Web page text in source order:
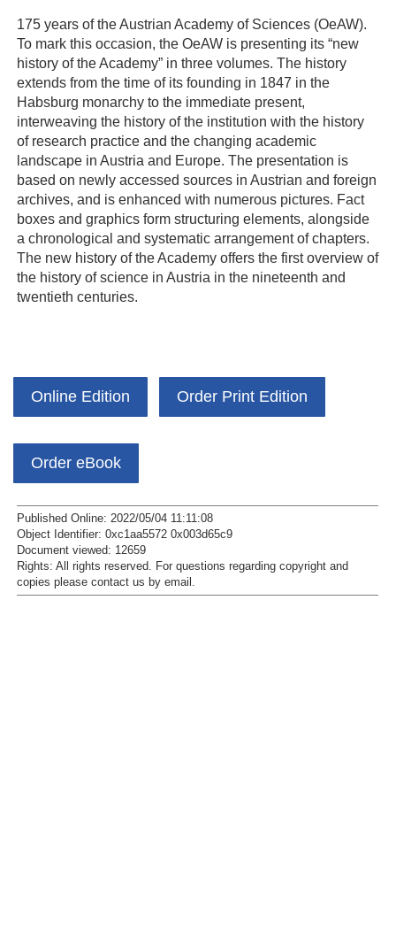
175 years of the Austrian Academy of Sciences (OeAW).
To mark this occasion, the OeAW is presenting its “new
history of the Academy” in three volumes. The history
extends from the time of its founding in 1847 in the
Habsburg monarchy to the immediate present,
interweaving the history of the institution with the history
of research practice and the changing academic
landscape in Austria and Europe. The presentation is
based on newly accessed sources in Austrian and foreign
archives, and is enhanced with numerous pictures. Fact
boxes and graphics form structuring elements, alongside
a chronological and systematic arrangement of chapters.
The new history of the Academy offers the first overview of
the history of science in Austria in the nineteenth and
twentieth centuries.
Online Edition Order Print Edition
Order eBook
Published Online: 2022/05/04 11:11:08
Object Identifier: 0xc1aa5572 0x003d65c9
Document viewed: 12659
Rights: All rights reserved. For questions regarding copyright and
copies please contact us by email .